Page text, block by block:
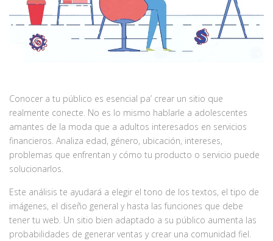
Conocer a tu público es esencial pa’ crear un sitio que
realmente conecte. No es lo mismo hablarle a adolescentes
amantes de la moda que a adultos interesados en servicios
financieros. Analiza edad, género, ubicación, intereses,
problemas que enfrentan y cómo tu producto o servicio puede
solucionarlos.
Este análisis te ayudará a elegir el tono de los textos, el tipo de
imágenes, el diseño general y hasta las funciones que debe
tener tu web. Un sitio bien adaptado a su público aumenta las
probabilidades de generar ventas y crear una comunidad fiel.